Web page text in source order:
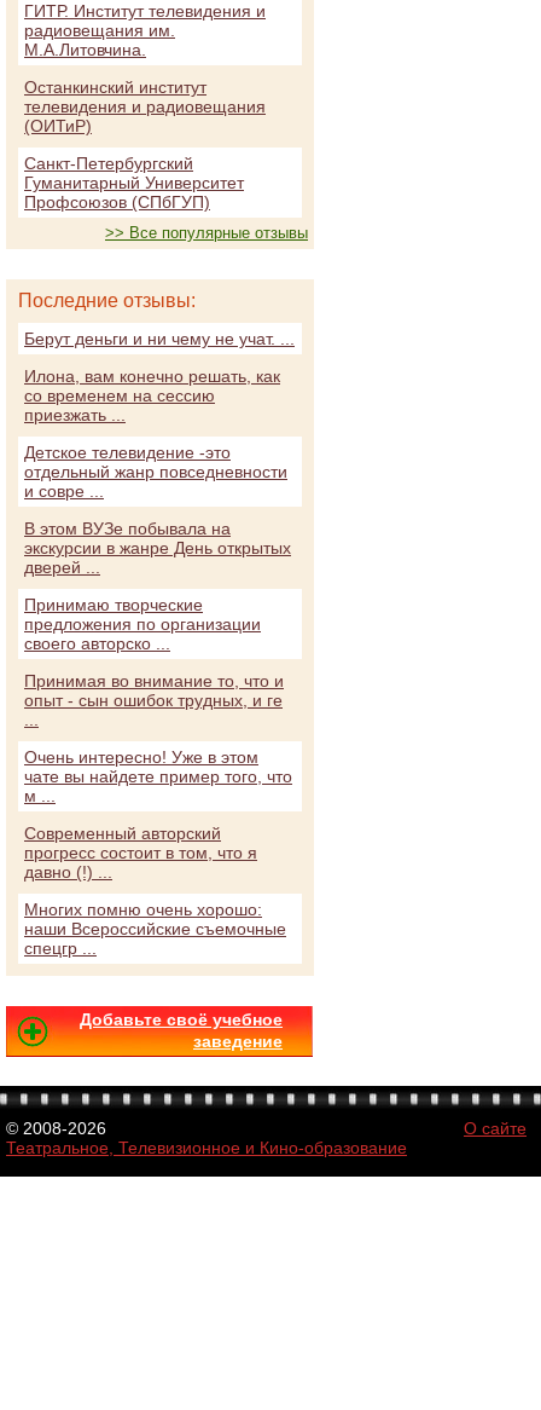
ГИТР. Институт телевидения и
радиовещания им.
М.А.Литовчина.
Останкинский институт
телевидения и радиовещания
(ОИТиР)
Санкт-Петербургский
Гуманитарный Университет
Профсоюзов (СПбГУП)
>> Все популярные отзывы
Последние отзывы:
Берут деньги и ни чему не учат. ...
Илона, вам конечно решать, как
со временем на сессию
приезжать ...
Детское телевидение -это
отдельный жанр повседневности
и совре ...
В этом ВУЗе побывала на
экскурсии в жанре День открытых
дверей ...
Принимаю творческие
предложения по организации
своего авторско ...
Принимая во внимание то, что и
опыт - сын ошибок трудных, и ге
Очень интересно! Уже в этом
чате вы найдете пример того, что
м ...
Современный авторский
прогресс состоит в том, что я
давно (!) ...
Многих помню очень хорошо:
наши Всероссийские съемочные
спецгр ...
Добавьте своё учебное
заведение
© 2008-2026
Театральное, Телевизионное и Кино-образование
О сайте